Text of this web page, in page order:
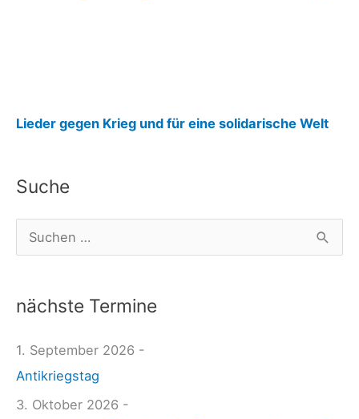
Lieder gegen Krieg und für eine solidarische Welt:
g
Suche
u
h
n
n
a
nächste Termine
1. September 2026 -
Antikriegstag
3. Oktober 2026 -